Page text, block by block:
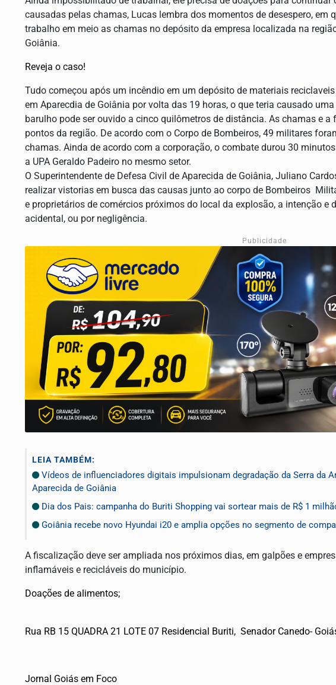
causadas pelas chamas, Lucas lembra dos momentos de desespero, em
trabalho em meio as chamas no depósito da empresa localizada na
Goiânia.
Reveja o caso!
Tudo começou após um incêndio em um depósito de materiais
em Aparecdia de Goiânia por volta das 19 horas, o que teria causado
barulho pode ser ouvido a cinco quilômetros de distância. As chamas e
pontos da região. De acordo com o Corpo de Bombeiros, 49 militares
chamas. Ainda de acordo com a corporação, o combate durou 30
a UPA Geraldo Padeiro no mesmo setor.
O Superintendente de Defesa Civil de Aparecida de Goiânia, Juliano
realizar vistorias em busca das causas junto ao corpo de Bombeiros
e proprietários de comércios próximos do local da explosão, a intenção e
acidental, ou por negligência.
Publicidade
LEIA TAMBÉM:
Vídeos de influenciadores digitais impulsionam degradação da Serra da
Aparecida de Goiânia
Dia dos Pais: campanha do Buriti Shopping vai sortear mais de R$ 1
Goiânia recebe novo Hyundai i20 e amplia opções no segmento de
A fiscalização deve ser ampliada nos próximos dias, em galpões e
inflamáveis e recicláveis do município.
Doações de alimentos;
Rua RB 15 QUADRA 21 LOTE 07 Residencial Buriti, Senador Canedo-
Jornal Goiás em Foco